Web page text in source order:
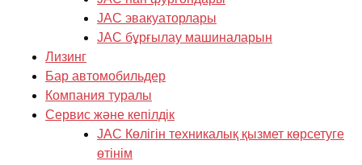
JAC эвакуаторлары
JAC бұрғылау машиналарын
Лизинг
Бар автомобильдер
Компания туралы
Cервис және кепілдік
JAC Көлігін техникалық қызмет көрсетуге
өтінім